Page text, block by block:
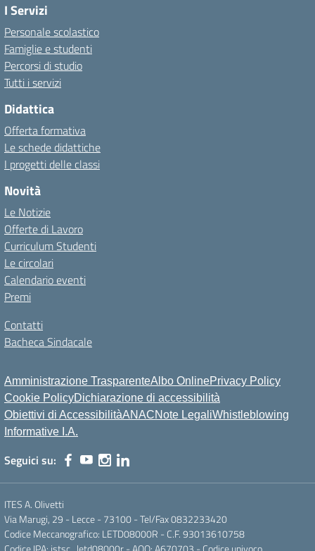
I Servizi
Personale scolastico
Famiglie e studenti
Percorsi di studio
Tutti i servizi
Didattica
Offerta formativa
Le schede didattiche
I progetti delle classi
Novità
Le Notizie
Offerte di Lavoro
Curriculum Studenti
Le circolari
Calendario eventi
Premi
Contatti
Bacheca Sindacale
Amministrazione TrasparenteAlbo OnlinePrivacy Policy
Cookie PolicyDichiarazione di accessibilità
Obiettivi di AccessibilitàANACNote LegaliWhistleblowing
Informative I.A.
Seguici su:
ITES A. Olivetti
Via Marugi, 29 - Lecce - 73100 - Tel/Fax 0832233420
Codice Meccanografico: LETD08000R - C.F. 93013610758